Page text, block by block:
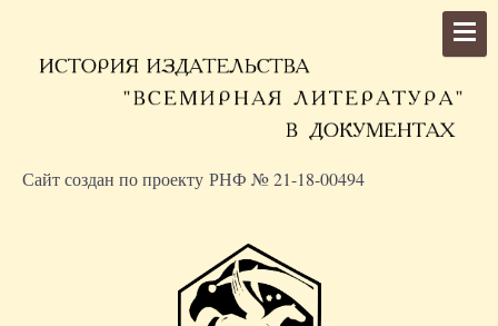
Сайт создан по проекту РНФ № 21-18-00494